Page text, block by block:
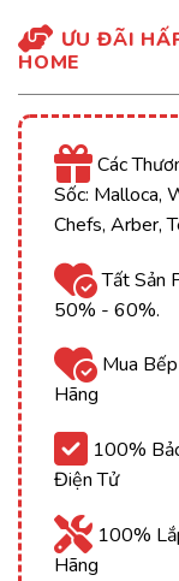
ƯU ĐÃI
HOME
Các
Sốc: Malloca,
Chefs, Arber,
Tất Sản
50% - 60%.
Mua
Hãng
100%
Điện Tử
100%
Hãng